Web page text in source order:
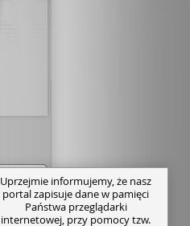
Uprzejmie informujemy, że nasz
portal zapisuje dane w pamięci
Państwa przeglądarki
internetowej, przy pomocy tzw.